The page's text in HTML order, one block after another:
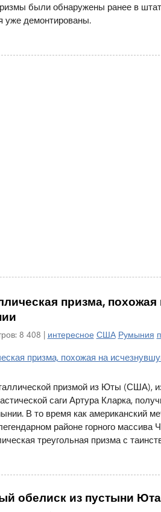
были обнаружены ранее в
уже демонтированы.
призма,
8 408 | интересное США Румыния
призмой из Юты (США),
саги Артура Кларка,
В то время как американский
районе горного массива
треугольная призма с
обелиск из пустыни Юта